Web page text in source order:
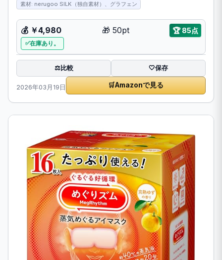
素材: nerugoo SILK（独自素材）、グラフェン
💰 ￥4,980 🎁 50pt 🏆85点
在庫あり。
⚖️比較 🤍保存
2026年03月19日 🛒Amazonで見る